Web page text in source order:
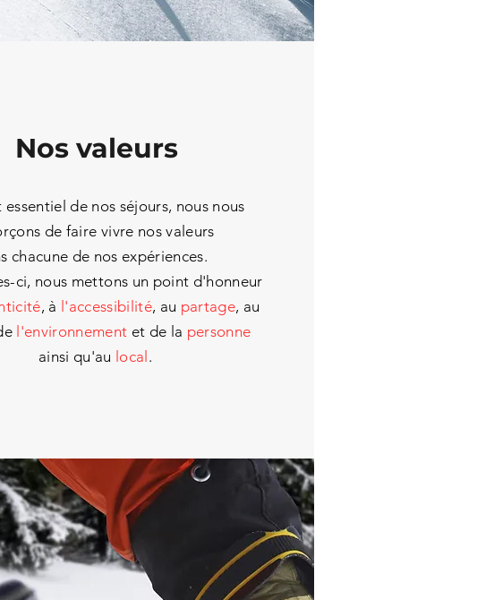
Nos valeurs
essentiel de nos séjours, nous nous
de faire vivre nos valeurs
chacune de nos expériences.
ci, nous mettons un point d'honneur
, à l'accessibilité, au partage, au
l'environnement et de la personne
ainsi qu'au local .